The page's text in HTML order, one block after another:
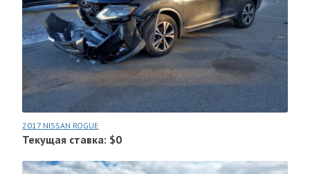
2017 NISSAN ROGUE
Текущая ставка: $0